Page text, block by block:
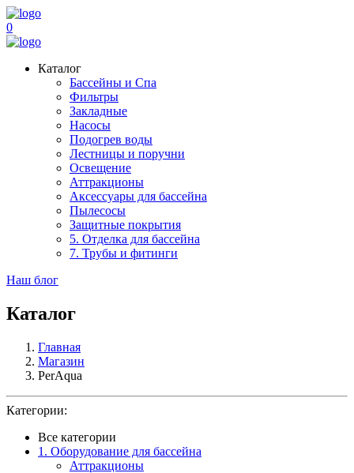
0
Каталог
Бассейны и Спа
Фильтры
Закладные
Насосы
Подогрев воды
Лестницы и поручни
Освещение
Аттракционы
Аксессуары для бассейна
Пылесосы
Защитные покрытия
5. Отделка для бассейна
7. Трубы и фитинги
Наш блог
Каталог
Главная
Магазин
PerAqua
Категории:
Все категории
1. Оборудование для бассейна
Аттракционы